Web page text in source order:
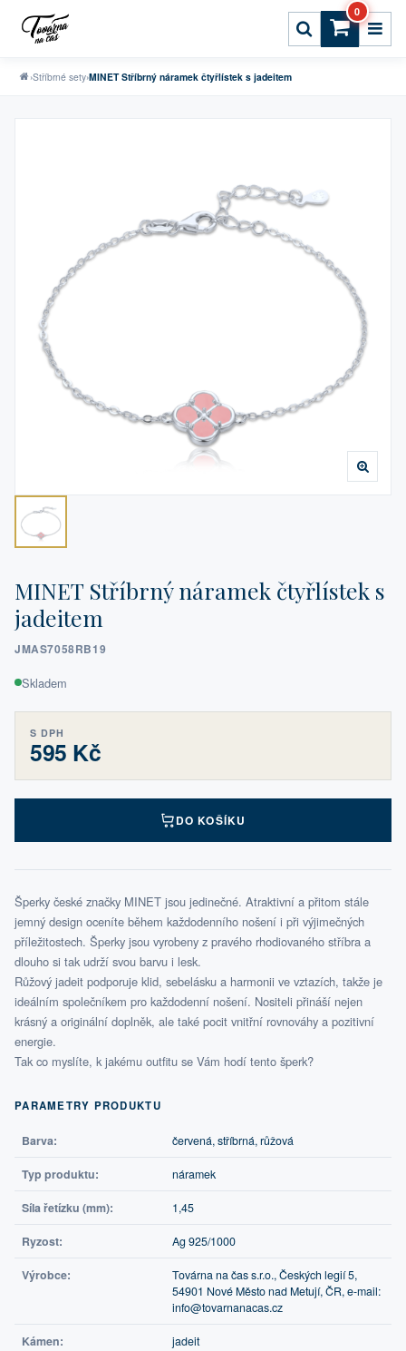
0
›Stříbrné sety›MINET Stříbrný náramek čtyřlístek s jadeitem
MINET Stříbrný náramek čtyřlístek s
jadeitem
JMAS7058RB19
Skladem
S DPH
595 Kč
DO KOŠÍKU
Šperky české značky MINET jsou jedinečné. Atraktivní a přitom stále
jemný design oceníte během každodenního nošení i při výjimečných
příležitostech. Šperky jsou vyrobeny z pravého rhodiovaného stříbra a
dlouho si tak udrží svou barvu i lesk.
Růžový jadeit podporuje klid, sebelásku a harmonii ve vztazích, takže je
ideálním společníkem pro každodenní nošení. Nositeli přináší nejen
krásný a originální doplněk, ale také pocit vnitřní rovnováhy a pozitivní
energie.
Tak co myslíte, k jakému outfitu se Vám hodí tento šperk?
PARAMETRY PRODUKTU
Barva: červená, stříbrná, růžová
Typ produktu: náramek
Síla řetízku (mm): 1,45
Ryzost: Ag 925/1000
Výrobce:
Továrna na čas s.r.o., Českých legií 5,
54901 Nové Město nad Metují, ČR, e-mail:
info@tovarnanacas.cz
Kámen: jadeit